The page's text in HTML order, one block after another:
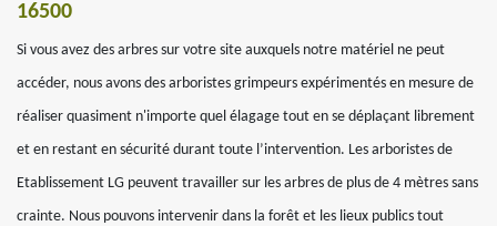
16500
Si vous avez des arbres sur votre site auxquels notre matériel ne peut
accéder, nous avons des arboristes grimpeurs expérimentés en mesure de
réaliser quasiment n'importe quel élagage tout en se déplaçant librement
et en restant en sécurité durant toute l’intervention. Les arboristes de
Etablissement LG peuvent travailler sur les arbres de plus de 4 mètres sans
crainte. Nous pouvons intervenir dans la forêt et les lieux publics tout